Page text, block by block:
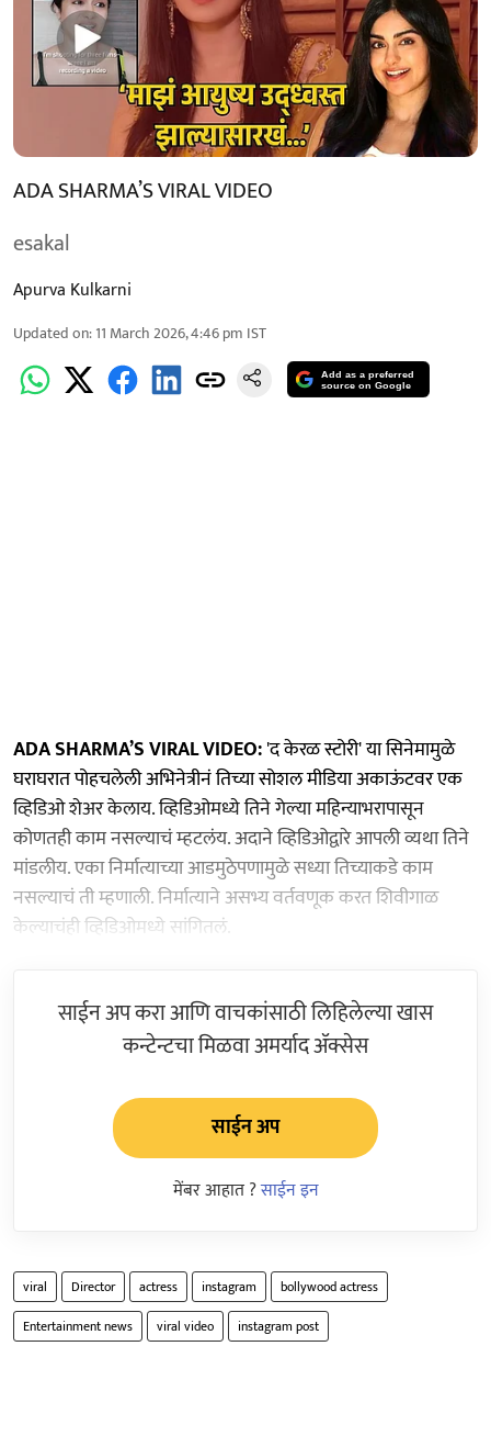
ADA SHARMA’S VIRAL VIDEO
esakal
Apurva Kulkarni
Updated on:11 March 2026, 4:46 pm IST
Add as a preferred
source on Google
ADA SHARMA’S VIRAL VIDEO:'द केरळ स्टोरी' या सिनेमामुळे
घराघरात पोहचलेली अभिनेत्रीनं तिच्या सोशल मीडिया अकाऊंटवर एक
व्हिडिओ शेअर केलाय. व्हिडिओमध्ये तिने गेल्या महिन्याभरापासून
कोणतही काम नसल्याचं म्हटलंय. अदाने व्हिडिओद्वारे आपली व्यथा तिने
मांडलीय. एका निर्मात्याच्या आडमुठेपणामुळे सध्या तिच्याकडे काम
नसल्याचं ती म्हणाली. निर्मात्याने असभ्य वर्तवणूक करत शिवीगाळ
केल्याचंही व्हिडिओमध्ये सांगितलं.
साईन अप करा आणि वाचकांसाठी लिहिलेल्या खास
कन्टेन्टचा मिळवा अमर्याद ॲक्सेस
साईन अप
मेंबर आहात ?साईन इन
viral Director actress instagram
bollywood actress
Entertainment news
viral video instagram post